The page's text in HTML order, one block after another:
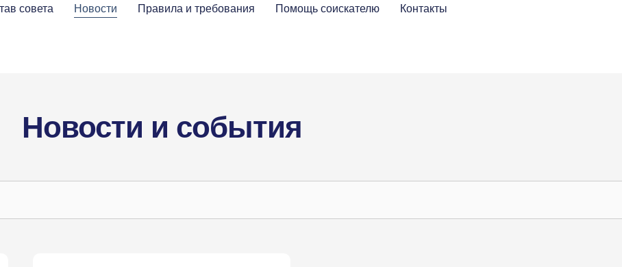
совета Новости Правила и требования Помощь соискателю Контакты
Новости и события